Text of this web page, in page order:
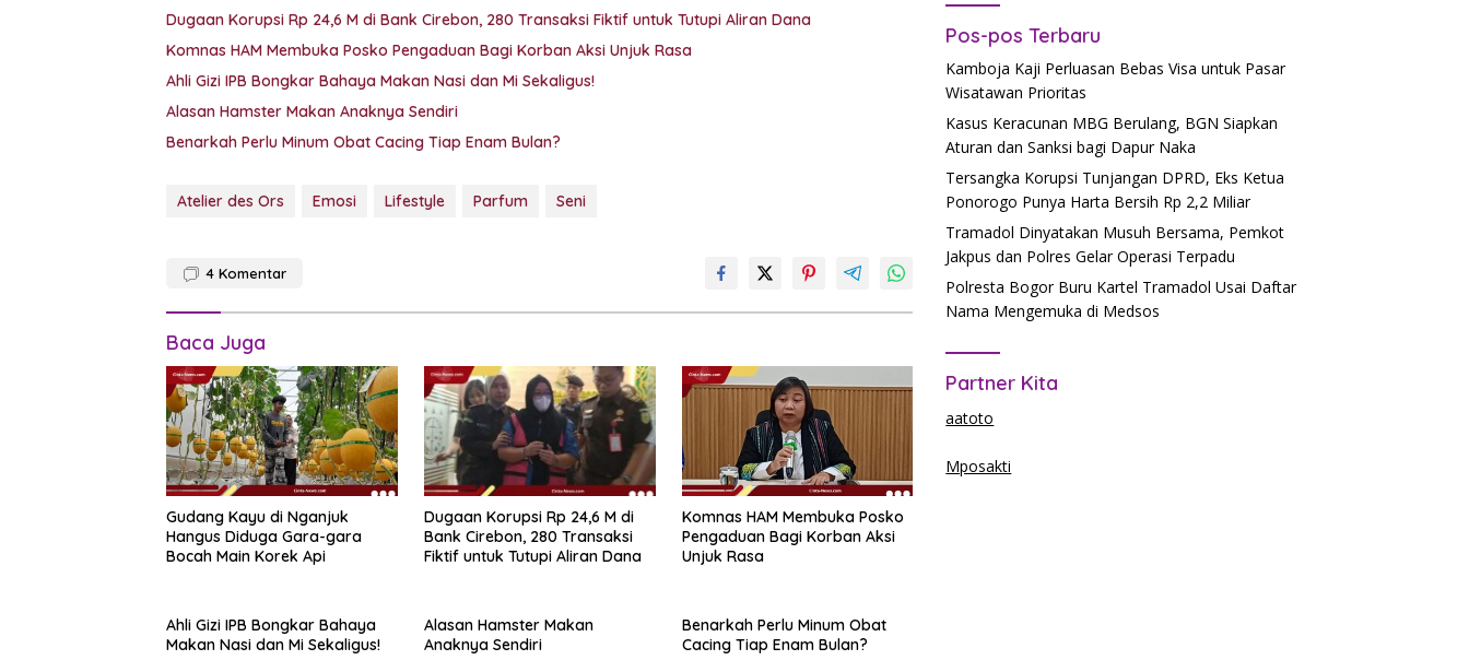
Dugaan Korupsi Rp 24,6 M di Bank Cirebon, 280 Transaksi Fiktif untuk Tutupi Aliran Dana
Komnas HAM Membuka Posko Pengaduan Bagi Korban Aksi Unjuk Rasa
Ahli Gizi IPB Bongkar Bahaya Makan Nasi dan Mi Sekaligus!
Alasan Hamster Makan Anaknya Sendiri
Benarkah Perlu Minum Obat Cacing Tiap Enam Bulan?
Atelier des Ors Emosi Lifestyle Parfum Seni
4 Komentar
Baca Juga
Gudang Kayu di Nganjuk
Hangus Diduga Gara-gara
Bocah Main Korek Api
Dugaan Korupsi Rp 24,6 M di
Bank Cirebon, 280 Transaksi
Fiktif untuk Tutupi Aliran Dana
Komnas HAM Membuka Posko
Pengaduan Bagi Korban Aksi
Unjuk Rasa
Ahli Gizi IPB Bongkar Bahaya
Makan Nasi dan Mi Sekaligus!
Alasan Hamster Makan
Anaknya Sendiri
Benarkah Perlu Minum Obat
Cacing Tiap Enam Bulan?
Pos-pos Terbaru
Kamboja Kaji Perluasan Bebas Visa untuk Pasar
Wisatawan Prioritas
Kasus Keracunan MBG Berulang, BGN Siapkan
Aturan dan Sanksi bagi Dapur Naka
Tersangka Korupsi Tunjangan DPRD, Eks Ketua
Ponorogo Punya Harta Bersih Rp 2,2 Miliar
Tramadol Dinyatakan Musuh Bersama, Pemkot
Jakpus dan Polres Gelar Operasi Terpadu
Polresta Bogor Buru Kartel Tramadol Usai Daftar
Nama Mengemuka di Medsos
Partner Kita
aatoto
Mposakti